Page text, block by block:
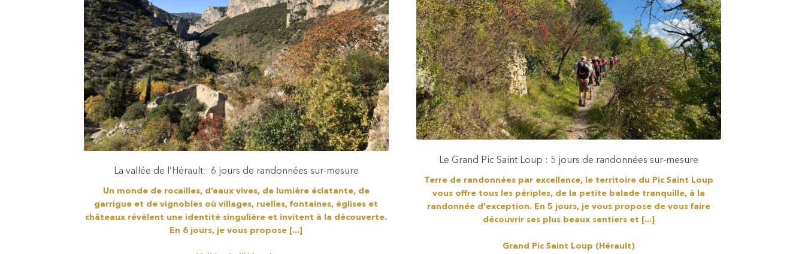
La vallée de l’Hérault : 6 jours de randonnées sur-mesure
Un monde de rocailles, d’eaux vives, de lumière éclatante, de
garrigue et de vignobles où villages, ruelles, fontaines, églises et
châteaux révèlent une identité singulière et invitent à la découverte.
En 6 jours, je vous propose [...]
Le Grand Pic Saint Loup : 5 jours de randonnées sur-mesure
Terre de randonnées par excellence, le territoire du Pic Saint Loup
vous offre tous les périples, de la petite balade tranquille, à la
randonnée d'exception. En 5 jours, je vous propose de vous faire
découvrir ses plus beaux sentiers et [...]
Grand Pic Saint Loup (Hérault)